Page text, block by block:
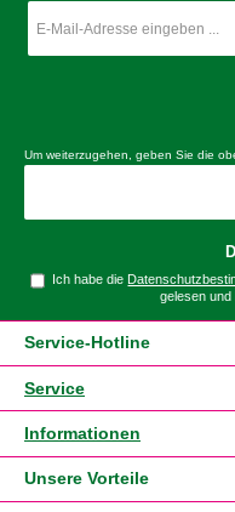
Mail-
*
Um weiterzugehen, geben Sie die
Ich habe die
gelesen und
Service-Hotline
Service
Informationen
Unsere Vorteile